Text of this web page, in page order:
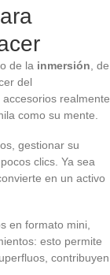
de la inmersión , de
del
realmente
como su mente.
gestionar su
clics. Ya sea
en un activo
en formato mini,
esto permite
contribuyen